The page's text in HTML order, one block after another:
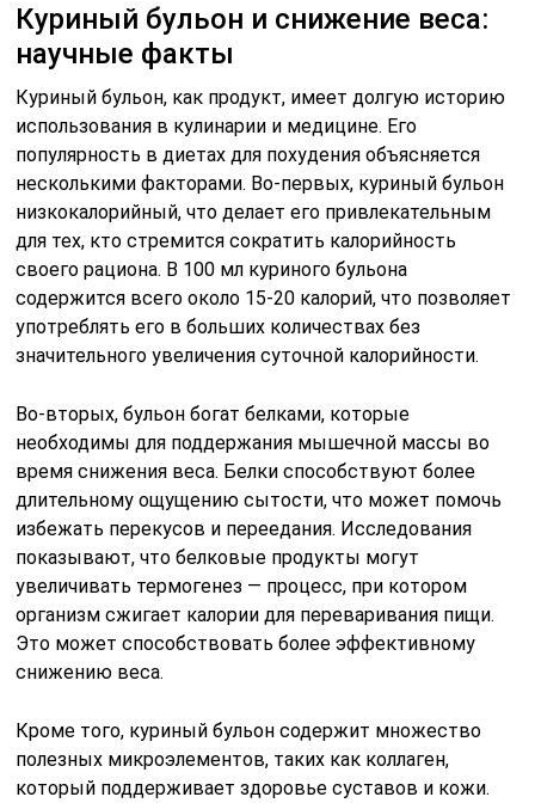
Куриный бульон и снижение веса:
научные факты
Куриный бульон, как продукт, имеет долгую историю
использования в кулинарии и медицине. Его
популярность в диетах для похудения объясняется
несколькими факторами. Во-первых, куриный бульон
низкокалорийный, что делает его привлекательным
для тех, кто стремится сократить калорийность
своего рациона. В 100 мл куриного бульона
содержится всего около 15-20 калорий, что позволяет
употреблять его в больших количествах без
значительного увеличения суточной калорийности.
Во-вторых, бульон богат белками, которые
необходимы для поддержания мышечной массы во
время снижения веса. Белки способствуют более
длительному ощущению сытости, что может помочь
избежать перекусов и переедания. Исследования
показывают, что белковые продукты могут
увеличивать термогенез — процесс, при котором
организм сжигает калории для переваривания пищи.
Это может способствовать более эффективному
снижению веса.
Кроме того, куриный бульон содержит множество
полезных микроэлементов, таких как коллаген,
который поддерживает здоровье суставов и кожи.